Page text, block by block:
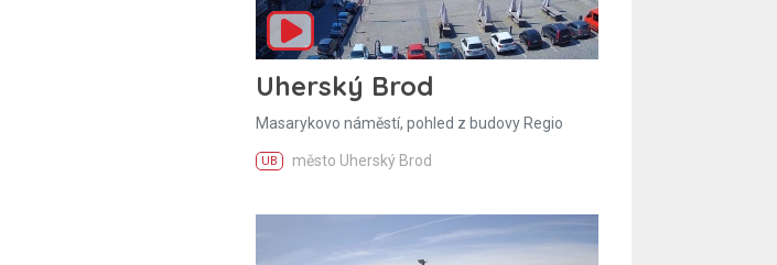
Uherský Brod
Masarykovo náměstí, pohled z budovy Regio
UB město Uherský Brod